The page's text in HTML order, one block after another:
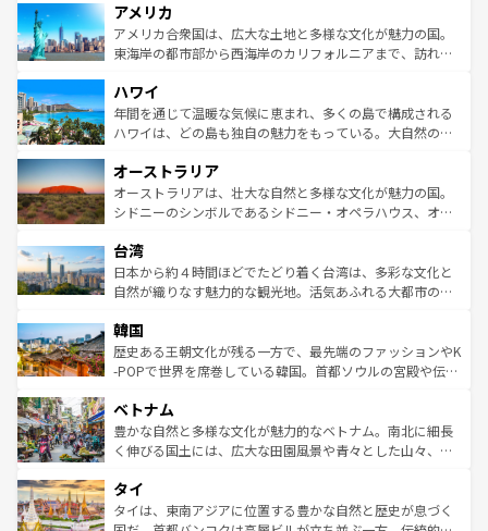
ンツ一覧を参照してほしい。
の建物がそのまま残る町や、スイスならではのユニークな
博物館もあり、アルプス観光だけでなく町歩きも満喫する
ことができる。国民の所得が高いため物価も高いが、旅行
ば市内交通費無料で観光を楽しむこともできる。 なお、新
着のスイス情報はコンテンツ一覧 を参照してほしい。
アメリカ
アメリカ合衆国は、広大な土地と多様な文化が魅力の国。
東海岸の都市部から西海岸のカリフォルニアまで、訪れる
のような巨大都市は、観光、ショッピング、エンターテイ
ンメントが詰まった刺激的なスポットだ。一方、アメリカ
西部には大自然が広がり、グランドキャニオンやイエロー
部のニューオーリンズでは、音楽と美食が融合した独特の
文化が魅力。旅行者はアメリカの各地域で異なる魅力を楽
しみながら、その多様性と豊かな歴史を感じることができ
ならではの贅沢な旅のスタイルだ。 なお、新着のアメリカ
情報はコンテンツ一覧を参照してほしい。
ハワイ
年間を通じて温暖な気候に恵まれ、多くの島で構成される
ハワイは、どの島も独自の魅力をもっている。大自然の神
ワイ島は見逃せない。また、定番の観光地といえばオアフ
島だが、静かな自然を求めるならマウイ島やカウアイ島が
おすすめ。エメラルドグリーンに輝く海をはじめ、豊かな
れるおもてなしの心で訪れる人々を迎えてくれるハワイの
人々、おいしいローカルフードやハワイアンミュージッ
ク、伝統的なフラダンスなど、すべてがハワイの魅力を彩
ワイを、存分に味わってほしい。 なお、新着のハワイ情報
はコンテンツ一覧を参照してほしい。
オーストラリア
オーストラリアは、壮大な自然と多様な文化が魅力の国。
シドニーのシンボルであるシドニー・オペラハウス、オー
リアリーフや大陸中央部にそびえるウルル（エアーズロッ
ク）、タスマニアの美しい原生林やケアンズの熱帯雨林な
ど、見どころがたくさん。また、カフェやワイン、オージ
いる。アクティビティも充実しており、サーフィンやダイ
ビング、ハイキングなど、アウトドア好きにはたまらな
い。オーストラリアの多彩な魅力を存分に味わいつくそ
参照してほしい。
台湾
日本から約４時間ほどでたどり着く台湾は、多彩な文化と
自然が織りなす魅力的な観光地。活気あふれる大都市の台
ン）、静ひつな山岳地帯である台湾東部など、都市の喧騒
と山間の静けさが共存しており、訪れる人に新しい発見と
驚きをもたらしてくれる。また、奥深い台湾の食文化も魅
容にもいいと評判のスイーツなど、バラエティ豊かな料理
が味わえる。 なお、新着の台湾情報は コンテンツ一覧を参
照してほしい。
韓国
歴史ある王朝文化が残る一方で、最先端のファッションやK
-POPで世界を席巻している韓国。首都ソウルの宮殿や伝統
き、地方に足を延ばせば四季折々の自然美を楽しむことが
できる。そして、キムチや焼肉、絶品のストリートフード
まで、さまざまな韓国料理が待っている。夜には、韓国な
リティに包まれながら、韓国の多彩な魅力を心ゆくまで味
わってみてほしい。 なお、新着の韓国情報はコンテンツ一
覧を参照してほしい。
ベトナム
豊かな自然と多様な文化が魅力的なベトナム。南北に細長
く伸びる国土には、広大な田園風景や青々とした山々、世
急速な発展と共に伝統が息づく。ハノイの古い町並みやホ
ーチミン市のフランス統治時代の建物も、独特の雰囲気を
タイ
タイは、東南アジアに位置する豊かな自然と歴史が息づく